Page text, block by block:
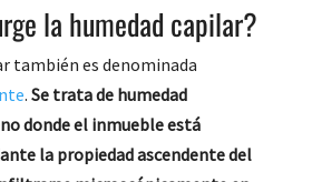
la humedad capilar?
también es denominada
. Se trata de humedad
donde el inmueble está
la propiedad ascendente del